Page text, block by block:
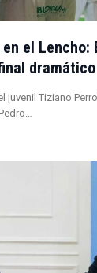
el Lencho:
dramático
juvenil Tiziano